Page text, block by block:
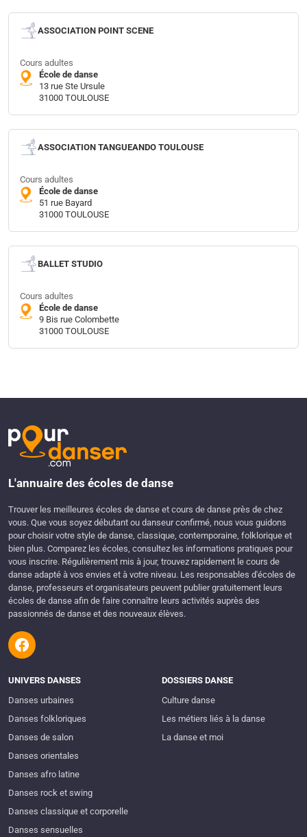
ASSOCIATION POINT SCENE
Cours adultes
École de danse
13 rue Ste Ursule
31000 TOULOUSE
ASSOCIATION TANGUEANDO TOULOUSE
Cours adultes
École de danse
51 rue Bayard
31000 TOULOUSE
BALLET STUDIO
Cours adultes
École de danse
9 Bis rue Colombette
31000 TOULOUSE
L'annuaire des écoles de danse
Trouver les meilleures écoles de danse et cours de danse près de chez
vous. Que vous soyez débutant ou danseur confirmé, nous vous guidons
pour choisir votre style de danse, classique, contemporaine, folklorique et
bien plus. Comparez les écoles, consultez les informations pratiques pour
vous inscrire. Régulièrement mis à jour, trouvez rapidement le cours de
danse adapté à vos envies et à votre niveau. Les responsables d'écoles de
danse, professeurs et organisateurs peuvent publier gratuitement leurs
écoles de danse afin de faire connaître leurs activités auprès des
passionnés de danse et des nouveaux élèves.
UNIVERS DANSES
Danses urbaines
Danses folkloriques
Danses de salon
Danses orientales
Danses afro latine
Danses rock et swing
Danses classique et corporelle
Danses sensuelles
DOSSIERS DANSE
Culture danse
Les métiers liés à la danse
La danse et moi